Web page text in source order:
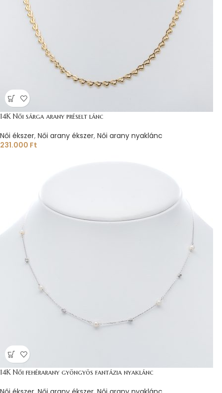
14K Női sárga arany préselt lánc
Női ékszer, Női arany ékszer, Női arany nyaklánc
231.000 Ft
14K Női fehérarany gyöngyös fantázia nyaklánc